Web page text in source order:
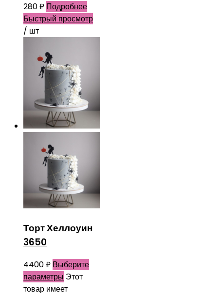
280₽ Подробнее
Быстрый просмотр
/ шт
Торт Хеллоуин
3650
4400₽ Выберите
параметры Этот
товар имеет